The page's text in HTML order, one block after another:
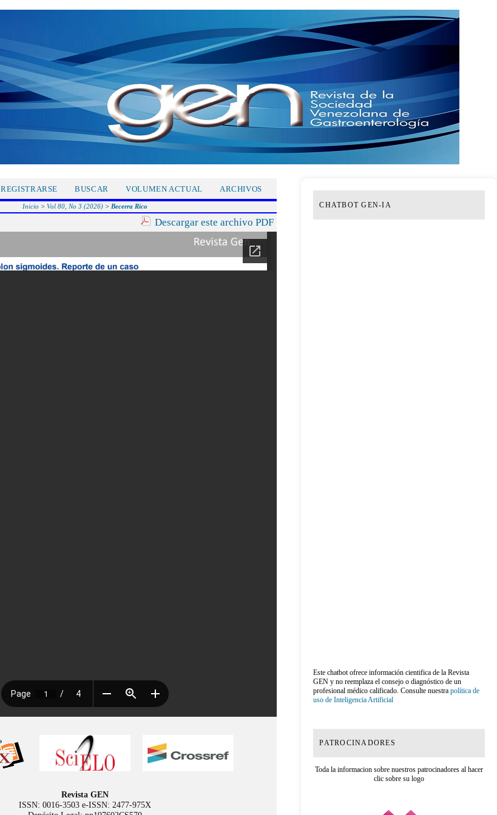
CHATBOT GEN-IA
Este chatbot ofrece información cientifica de la Revista
GEN y no reemplaza el consejo o diagnóstico de un
profesional médico calificado. Consulte nuestrapolítica de
uso de Inteligencia Artificial
PATROCINADORES
Toda la informacion sobre nuestros patrocinadores al hacer
clic sobre su logo
REGISTRARSE BUSCAR VOLUMEN ACTUAL ARCHIVOS
Inicio >Vol 80, No 3 (2026) > Becerra Rico
Descargar este archivo PDF
Revista GEN
ISSN: 0016-3503 e-ISSN: 2477-975X